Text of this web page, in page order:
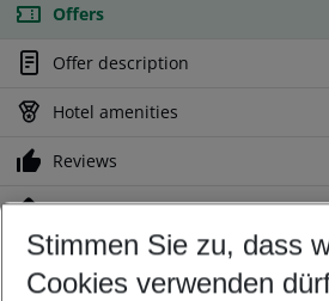
Offers
Offer description
Hotel amenities
Reviews
Location
Customize your offer
Stimmen Sie zu, dass
Cookies verwenden